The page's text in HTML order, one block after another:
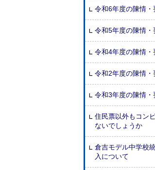
令和6年度の陳情・
令和5年度の陳情・
令和4年度の陳情・
令和2年度の陳情・
令和3年度の陳情・
住民票以外もコン
ないでしょうか
倉吉モデル中学校
入について